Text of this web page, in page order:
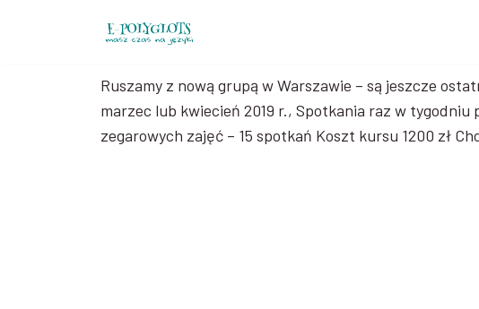
Ruszamy z nową grupą w Warszawie – są jeszcze
marzec lub kwiecień 2019 r., Spotkania raz w
zegarowych zajęć – 15 spotkań Koszt kursu 1200 zł